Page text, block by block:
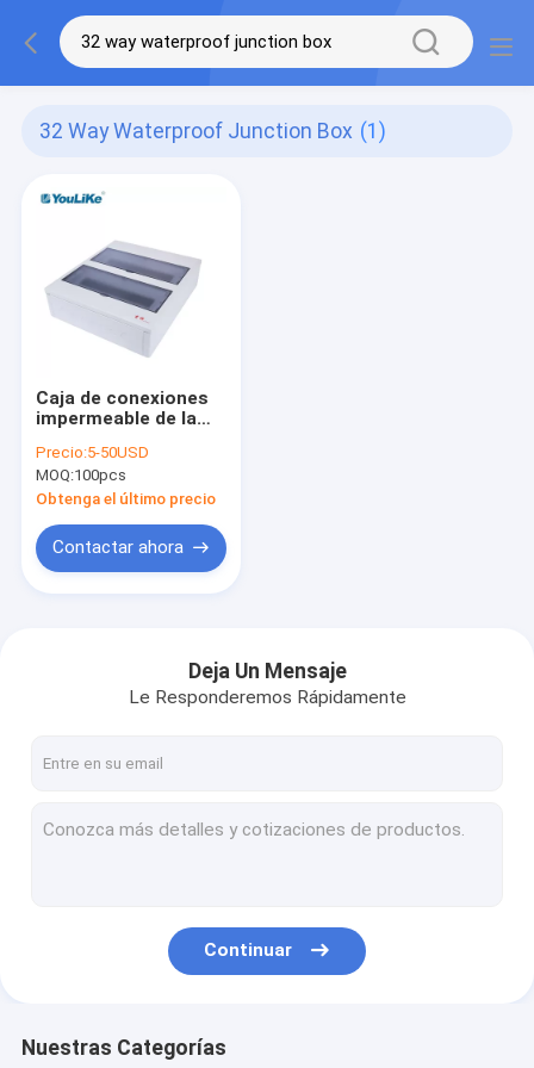
32 Way Waterproof Junction Box (1)
Caja de conexiones
impermeable de la
caja de Mcb de 32
maneras con la
ventana
transparente
Precio:5-50USD
MOQ:100pcs
Obtenga el último precio
Contactar ahora
Deja Un Mensaje
Le Responderemos Rápidamente
Continuar
Nuestras Categorías